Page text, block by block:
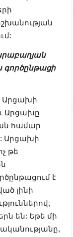
Արցախի
Արցախը
համար
Արցախի
թե
է
լինի
են: Եթե մի